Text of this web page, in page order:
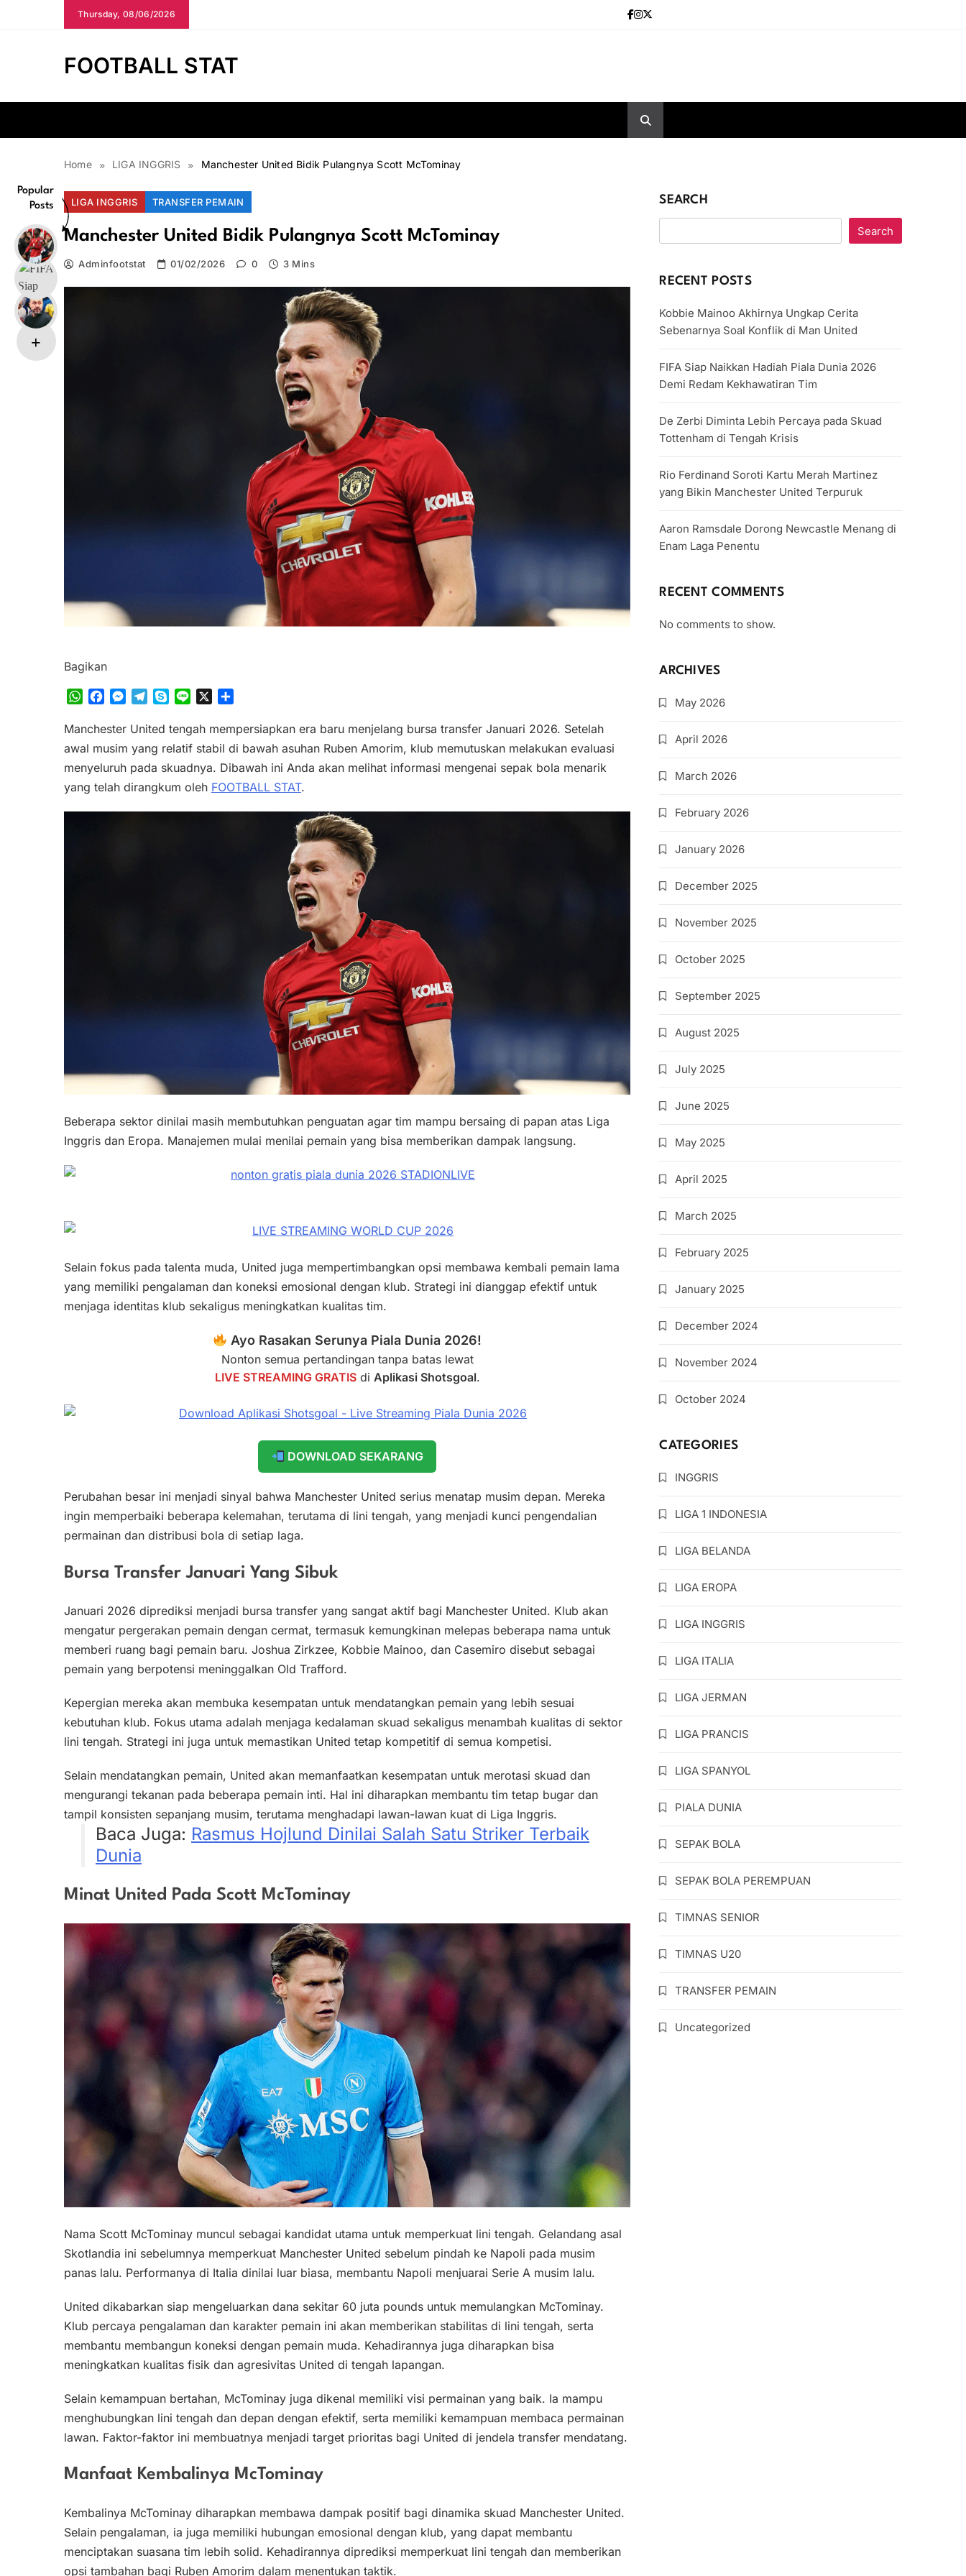
Thursday, 08/06/2026
FOOTBALL STAT
Home LIGA INGGRIS Manchester United Bidik Pulangnya Scott McTominay
Popular
Posts
LIGA INGGRIS TRANSFER PEMAIN
Manchester United Bidik Pulangnya Scott McTominay
Adminfootstat 01/02/2026 0 3 Mins
Bagikan
WhatsApp
FacebookMessenger
TelegramSkypeLine
Manchester United tengah mempersiapkan era baru menjelang bursa transfer Januari 2026. Setelah
awal musim yang relatif stabil di bawah asuhan Ruben Amorim, klub memutuskan melakukan evaluasi
menyeluruh pada skuadnya. Dibawah ini Anda akan melihat informasi mengenai sepak bola menarik
yang telah dirangkum oleh FOOTBALL STAT.
Beberapa sektor dinilai masih membutuhkan penguatan agar tim mampu bersaing di papan atas Liga
Inggris dan Eropa. Manajemen mulai menilai pemain yang bisa memberikan dampak langsung.
Selain fokus pada talenta muda, United juga mempertimbangkan opsi membawa kembali pemain lama
yang memiliki pengalaman dan koneksi emosional dengan klub. Strategi ini dianggap efektif untuk
menjaga identitas klub sekaligus meningkatkan kualitas tim.
Ayo Rasakan Serunya Piala Dunia 2026!
Nonton semua pertandingan tanpa batas lewat
LIVE STREAMING GRATISdi Aplikasi Shotsgoal.
DOWNLOAD SEKARANG
Perubahan besar ini menjadi sinyal bahwa Manchester United serius menatap musim depan. Mereka
ingin memperbaiki beberapa kelemahan, terutama di lini tengah, yang menjadi kunci pengendalian
permainan dan distribusi bola di setiap laga.
Bursa Transfer Januari Yang Sibuk
Januari 2026 diprediksi menjadi bursa transfer yang sangat aktif bagi Manchester United. Klub akan
mengatur pergerakan pemain dengan cermat, termasuk kemungkinan melepas beberapa nama untuk
memberi ruang bagi pemain baru. Joshua Zirkzee, Kobbie Mainoo, dan Casemiro disebut sebagai
pemain yang berpotensi meninggalkan Old Trafford.
Kepergian mereka akan membuka kesempatan untuk mendatangkan pemain yang lebih sesuai
kebutuhan klub. Fokus utama adalah menjaga kedalaman skuad sekaligus menambah kualitas di sektor
lini tengah. Strategi ini juga untuk memastikan United tetap kompetitif di semua kompetisi.
Selain mendatangkan pemain, United akan memanfaatkan kesempatan untuk merotasi skuad dan
mengurangi tekanan pada beberapa pemain inti. Hal ini diharapkan membantu tim tetap bugar dan
tampil konsisten sepanjang musim, terutama menghadapi lawan-lawan kuat di Liga Inggris.
Baca Juga: Rasmus Hojlund Dinilai Salah Satu Striker Terbaik
Dunia
Minat United Pada Scott McTominay
Nama Scott McTominay muncul sebagai kandidat utama untuk memperkuat lini tengah. Gelandang asal
Skotlandia ini sebelumnya memperkuat Manchester United sebelum pindah ke Napoli pada musim
panas lalu. Performanya di Italia dinilai luar biasa, membantu Napoli menjuarai Serie A musim lalu.
United dikabarkan siap mengeluarkan dana sekitar 60 juta pounds untuk memulangkan McTominay.
Klub percaya pengalaman dan karakter pemain ini akan memberikan stabilitas di lini tengah, serta
membantu membangun koneksi dengan pemain muda. Kehadirannya juga diharapkan bisa
meningkatkan kualitas fisik dan agresivitas United di tengah lapangan.
Selain kemampuan bertahan, McTominay juga dikenal memiliki visi permainan yang baik. Ia mampu
menghubungkan lini tengah dan depan dengan efektif, serta memiliki kemampuan membaca permainan
lawan. Faktor-faktor ini membuatnya menjadi target prioritas bagi United di jendela transfer mendatang.
Manfaat Kembalinya McTominay
Kembalinya McTominay diharapkan membawa dampak positif bagi dinamika skuad Manchester United.
Selain pengalaman, ia juga memiliki hubungan emosional dengan klub, yang dapat membantu
menciptakan suasana tim lebih solid. Kehadirannya diprediksi memperkuat lini tengah dan memberikan
opsi tambahan bagi Ruben Amorim dalam menentukan taktik.
SEARCH
Search
RECENT POSTS
Kobbie Mainoo Akhirnya Ungkap Cerita
Sebenarnya Soal Konflik di Man United
FIFA Siap Naikkan Hadiah Piala Dunia 2026
Demi Redam Kekhawatiran Tim
De Zerbi Diminta Lebih Percaya pada Skuad
Tottenham di Tengah Krisis
Rio Ferdinand Soroti Kartu Merah Martinez
yang Bikin Manchester United Terpuruk
Aaron Ramsdale Dorong Newcastle Menang di
Enam Laga Penentu
RECENT COMMENTS
No comments to show.
ARCHIVES
May 2026
April 2026
March 2026
February 2026
January 2026
December 2025
November 2025
October 2025
September 2025
August 2025
July 2025
June 2025
May 2025
April 2025
March 2025
February 2025
January 2025
December 2024
November 2024
October 2024
CATEGORIES
INGGRIS
LIGA 1 INDONESIA
LIGA BELANDA
LIGA EROPA
LIGA INGGRIS
LIGA ITALIA
LIGA JERMAN
LIGA PRANCIS
LIGA SPANYOL
PIALA DUNIA
SEPAK BOLA
SEPAK BOLA PEREMPUAN
TIMNAS SENIOR
TIMNAS U20
TRANSFER PEMAIN
Uncategorized